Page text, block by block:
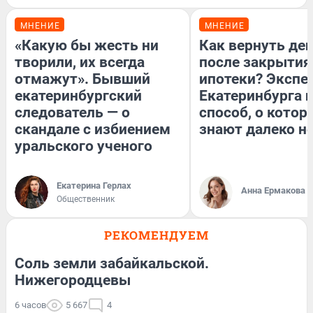
МНЕНИЕ
«Какую бы жесть ни
творили, их всегда
отмажут». Бывший
екатеринбургский
следователь — о
скандале с избиением
уральского ученого
Екатерина Герлах
Общественник
МНЕНИЕ
Как вернуть
после закрытия
ипотеки?
Екатеринбурга
способ, о
знают далеко
Анна Ермакова
РЕКОМЕНДУЕМ
Соль земли забайкальской.
Нижегородцевы
6 часов 5 667 4